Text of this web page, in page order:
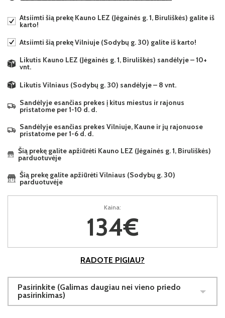
Atsiimti šią prekę Kauno LEZ (Jėgainės g. 1, Biruliškės) galite iš
karto!
Atsiimti šią prekę Vilniuje (Sodybų g. 30) galite iš karto!
Likutis Kauno LEZ (Jėgainės g. 1, Biruliškės) sandėlyje – 10+
vnt.
Likutis Vilniaus (Sodybų g. 30) sandėlyje – 8 vnt.
Sandėlyje esančias prekes į kitus miestus ir rajonus
pristatome per 1-10 d. d.
Sandėlyje esančias prekes Vilniuje, Kaune ir jų rajonuose
pristatome per 1-6 d. d.
Šią prekę galite apžiūrėti Kauno LEZ (Jėgainės g. 1, Biruliškės)
parduotuvėje
Šią prekę galite apžiūrėti Vilniaus (Sodybų g. 30)
parduotuvėje
Kaina:
134€
RADOTE PIGIAU?
Pasirinkite (Galimas daugiau nei vieno priedo
pasirinkimas)